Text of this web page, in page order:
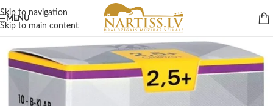
Skip to navigation
Skip to main content
MENU